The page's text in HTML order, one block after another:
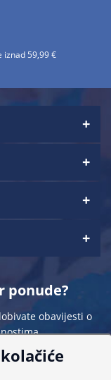
iznad 59,99 €
ponude?
obavijesti o